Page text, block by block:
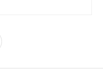
COLONNE